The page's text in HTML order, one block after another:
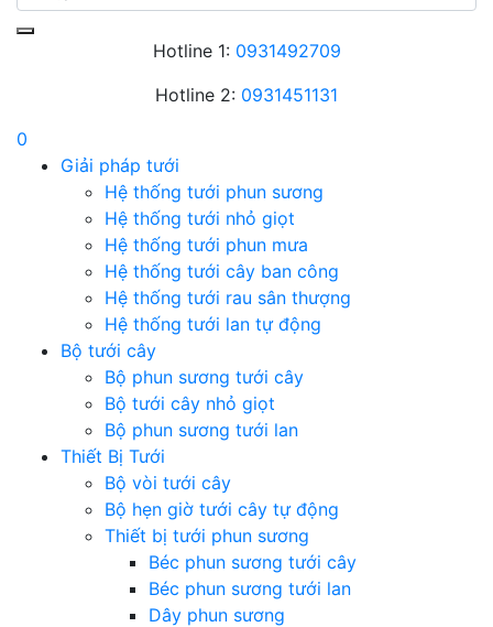
Hotline 1: 0931492709
Hotline 2: 0931451131
0
Giải pháp tưới
Hệ thống tưới phun sương
Hệ thống tưới nhỏ giọt
Hệ thống tưới phun mưa
Hệ thống tưới cây ban công
Hệ thống tưới rau sân thượng
Hệ thống tưới lan tự động
Bộ tưới cây
Bộ phun sương tưới cây
Bộ tưới cây nhỏ giọt
Bộ phun sương tưới lan
Thiết Bị Tưới
Bộ vòi tưới cây
Bộ hẹn giờ tưới cây tự động
Thiết bị tưới phun sương
Béc phun sương tưới cây
Béc phun sương tưới lan
Dây phun sương